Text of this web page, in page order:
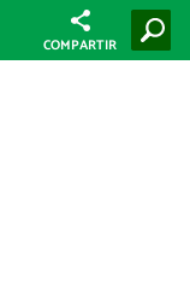
COMPARTIR